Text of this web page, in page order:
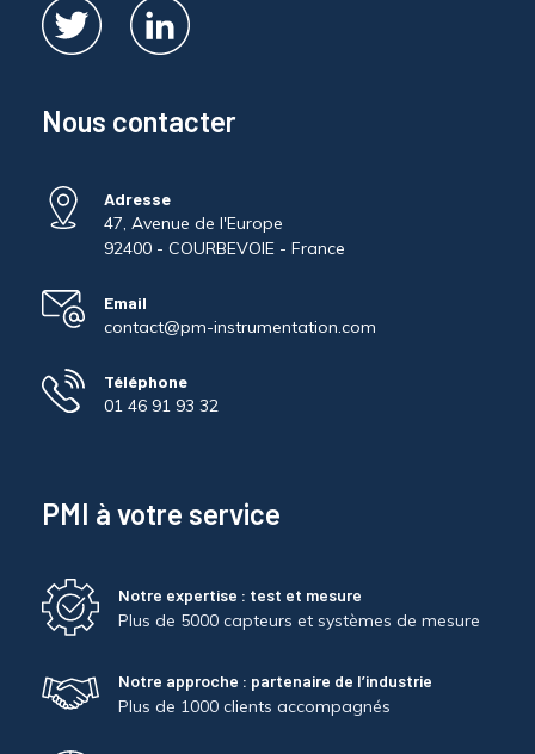
Nous contacter
Adresse
47, Avenue de l'Europe
92400 - COURBEVOIE - France
Email
contact@pm-instrumentation.com
Téléphone
01 46 91 93 32
PMI à votre service
Notre expertise : test et mesure
Plus de 5000 capteurs et systèmes de mesure
Notre approche : partenaire de l’industrie
Plus de 1000 clients accompagnés